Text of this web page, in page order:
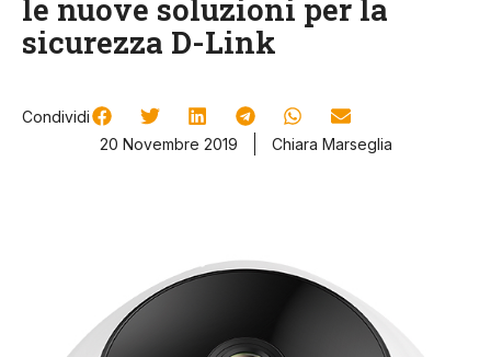
le nuove soluzioni per la
sicurezza D-Link
Condividi
20 Novembre 2019
Chiara Marseglia